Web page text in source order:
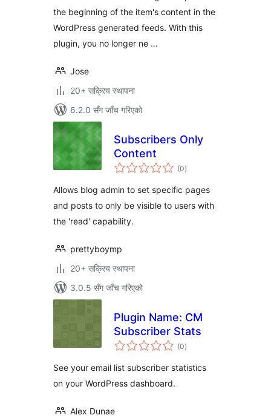
the beginning of the item's content in the
WordPress generated feeds. With this
plugin, you no longer ne …
Jose
20+ सक्रिय स्थापना
6.2.0 सँग जाँच गरिएको
Subscribers Only
Content
(0कुल
रेटिङ्गहरू
)
Allows blog admin to set specific pages
and posts to only be visible to users with
the 'read' capability.
prettyboymp
20+ सक्रिय स्थापना
3.0.5 सँग जाँच गरिएको
Plugin Name: CM
Subscriber Stats
(0कुल
रेटिङ्गहरू
)
See your email list subscriber statistics
on your WordPress dashboard.
Alex Dunae